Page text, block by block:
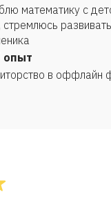
математику с
опыт
в оффлайн